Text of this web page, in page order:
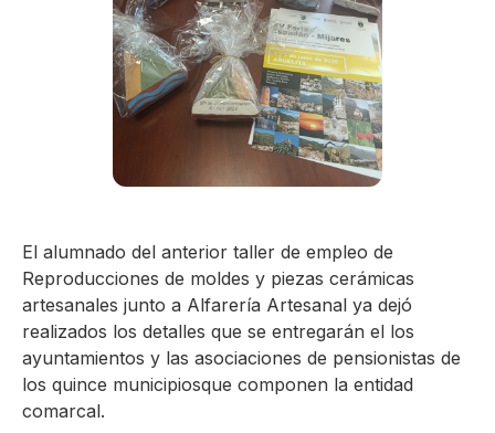
El alumnado del anterior taller de empleo de
Reproducciones de moldes y piezas cerámicas
artesanales junto a Alfarería Artesanal ya dejó
realizados los detalles que se entregarán el los
ayuntamientos y las asociaciones de pensionistas de
los quince municipiosque componen la entidad
comarcal.